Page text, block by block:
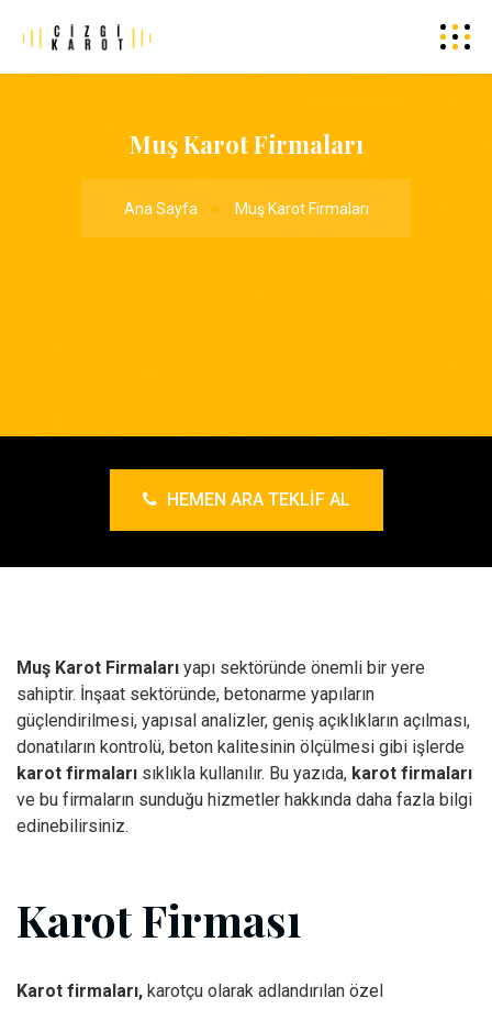
Muş Karot Firmaları
Ana Sayfa Muş Karot Firmaları
HEMEN ARA TEKLIF AL
Muş Karot Firmaları yapı sektöründe önemli bir yere
sahiptir. İnşaat sektöründe, betonarme yapıların
güçlendirilmesi, yapısal analizler, geniş açıklıkların açılması,
donatıların kontrolü, beton kalitesinin ölçülmesi gibi işlerde
karot firmaları sıklıkla kullanılır. Bu yazıda, karot firmaları
ve bu firmaların sunduğu hizmetler hakkında daha fazla bilgi
edinebilirsiniz.
Karot Firması
Karot firmaları, karotçu olarak adlandırılan özel